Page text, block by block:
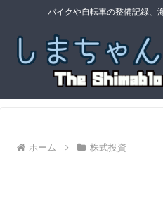
バイクや自転車の整備記録、
ホーム 株式投資